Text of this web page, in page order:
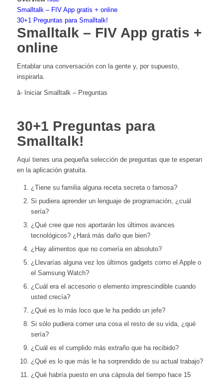
Smalltalk – FIV App gratis + online
30+1 Preguntas para Smalltalk!
Smalltalk – FIV App gratis +
online
Entablar una conversación con la gente y, por supuesto,
inspirarla.
â- Iniciar Smalltalk –Preguntas
30+1 Preguntas para
Smalltalk!
Aquí tienes una pequeña selección de preguntas que te esperan
en la aplicación gratuita.
¿Tiene su familia alguna receta secreta o famosa?
Si pudiera aprender un lenguaje de programación, ¿cuál
sería?
¿Qué cree que nos aportarán los últimos avances
tecnológicos? ¿Hará más daño que bien?
¿Hay alimentos que no comería en absoluto?
¿Llevarías alguna vez los últimos gadgets como el Apple o
el Samsung Watch?
¿Cuál era el accesorio o elemento imprescindible cuando
usted crecía?
¿Qué es lo más loco que le ha pedido un jefe?
Si sólo pudiera comer una cosa el resto de su vida, ¿qué
sería?
¿Cuál es el cumplido más extraño que ha recibido?
¿Qué es lo que más le ha sorprendido de su actual trabajo?
¿Qué habría puesto en una cápsula del tiempo hace 15